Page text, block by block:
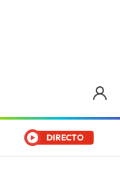
DIRECTO